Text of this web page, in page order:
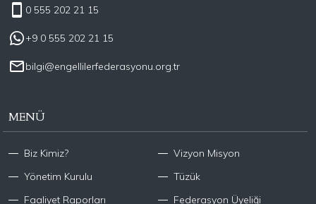
0 555 202 21 15
+9 0 555 202 21 15
bilgi@engellilerfederasyonu.org.tr
MENÜ
Biz Kimiz?
Vizyon Misyon
Yönetim Kurulu
Tüzük
Faaliyet Raporları
Federasyon Üyeliği